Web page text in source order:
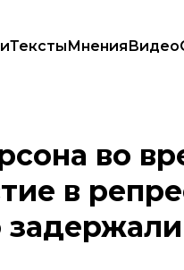
ТекстыМненияВидео
участие в репрессиях
во
в
задержали